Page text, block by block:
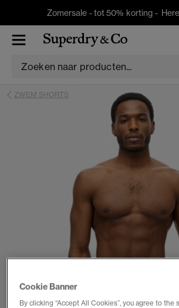
Zomersale - tot 50% korting -
ZWEM SHORTS
Cookie Banner
By clicking “Accept All Cookies”, you agree to the